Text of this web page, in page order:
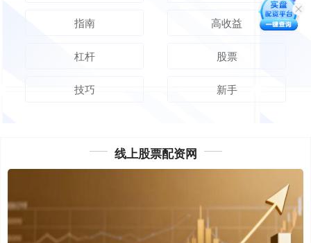
指南 高收益
杠杆 股票
技巧 新手
线上股票配资网